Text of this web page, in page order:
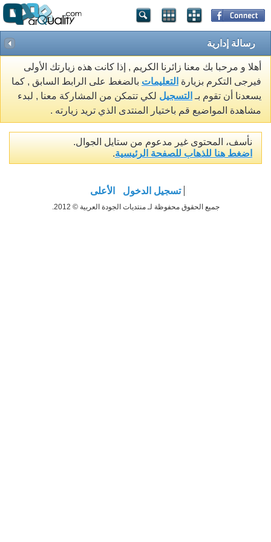
رسالة إدارية
أهلا و مرحبا بك معنا زائرنا الكريم , إذا كانت هذه زيارتك الأولى
فيرجى التكرم بزيارة التعليمات بالضغط على الرابط السابق , كما
يسعدنا أن تقوم بـ التسجيل لكي تتمكن من المشاركة معنا , لبدء
مشاهدة المواضيع قم باختيار المنتدى الذي تريد زيارته .
نأسف، المحتوى غير مدعوم من ستايل الجوال.
اضغط هنا للذهاب للصفحة الرئيسية.
تسجيل الدخول الأعلى
جميع الحقوق محفوظة لـ منتديات الجودة العربية © 2012.